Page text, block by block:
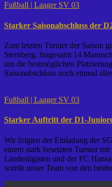
Fußball | Laager SV 03
Starker Saisonabschluss der
Zum letzten Turnier der Saison
Sternberg. Insgesamt 14
um die bestmöglichen
Saisonabschluss noch einmal
Fußball | Laager SV 03
Starker Auftritt der D1-
Wir folgten der Einladung der
einem stark besetzten Turnier
Landesligisten und der FC
wurde unser Team von den